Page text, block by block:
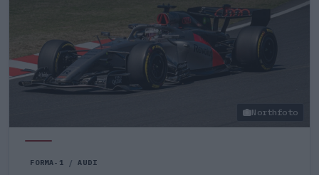
Northfoto
FORMA-1 / AUDI